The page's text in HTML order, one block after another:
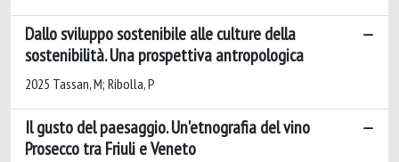
Dallo sviluppo sostenibile alle culture della
sostenibilità. Una prospettiva antropologica
2025 Tassan, M; Ribolla, P
Il gusto del paesaggio. Un'etnografia del vino
Prosecco tra Friuli e Veneto